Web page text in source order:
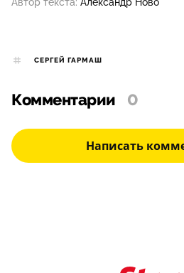
Автор текста: Александр Ново
СЕРГЕЙ ГАРМАШ
Комментарии 0
Написать